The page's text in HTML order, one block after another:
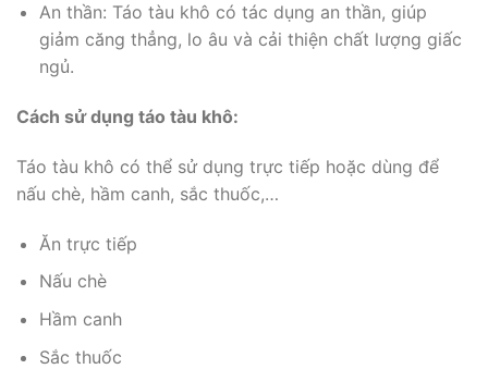
An thần: Táo tàu khô có tác dụng an thần, giúp
giảm căng thẳng, lo âu và cải thiện chất lượng giấc
ngủ.
Cách sử dụng táo tàu khô:
Táo tàu khô có thể sử dụng trực tiếp hoặc dùng để
nấu chè, hầm canh, sắc thuốc,…
Ăn trực tiếp
Nấu chè
Hầm canh
Sắc thuốc